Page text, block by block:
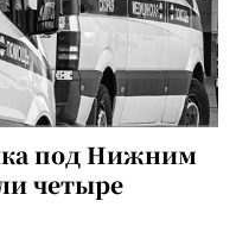
под Нижним
четыре